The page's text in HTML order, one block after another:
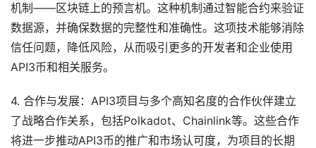
机制——区块链上的预言机。这种机制通过智能合约来验证
数据源，并确保数据的完整性和准确性。这项技术能够消除
信任问题，降低风险，从而吸引更多的开发者和企业使用
API3币和相关服务。
4. 合作与发展：API3项目与多个高知名度的合作伙伴建立
了战略合作关系，包括Polkadot、Chainlink等。这些合作
将进一步推动API3币的推广和市场认可度，为项目的长期